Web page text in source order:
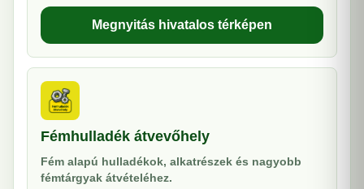
Megnyitás hivatalos térképen
Fémhulladék átvevőhely
Fém alapú hulladékok, alkatrészek és nagyobb
fémtárgyak átvételéhez.